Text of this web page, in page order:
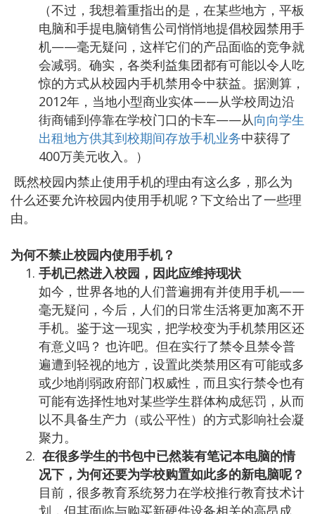
（不过，我想着重指出的是，在某些地方，平板
电脑和手提电脑销售公司悄悄地提倡校园禁用手
机——毫无疑问，这样它们的产品面临的竞争就
会减弱。确实，各类利益集团都有可能以令人吃
惊的方式从校园内手机禁用令中获益。据测算，
2012年，当地小型商业实体——从学校周边沿
街商铺到停靠在学校门口的卡车——从向向学生
出租地方供其到校期间存放手机业务中获得了
400万美元收入。）
既然校园内禁止使用手机的理由有这么多，那么为
什么还要允许校园内使用手机呢？下文给出了一些理
由。
为何不禁止校园内使用手机？
手机已然进入校园，因此应维持现状
如今，世界各地的人们普遍拥有并使用手机——
毫无疑问，今后，人们的日常生活将更加离不开
手机。鉴于这一现实，把学校变为手机禁用区还
有意义吗？ 也许吧。但在实行了禁令且禁令普
遍遭到轻视的地方，设置此类禁用区有可能或多
或少地削弱政府部门权威性，而且实行禁令也有
可能有选择性地对某些学生群体构成惩罚，从而
以不具备生产力（或公平性）的方式影响社会凝
聚力。
在很多学生的书包中已然装有笔记本电脑的情
况下，为何还要为学校购置如此多的新电脑呢？
目前，很多教育系统努力在学校推行教育技术计
划，但其面临与购买新硬件设备相关的高昂成